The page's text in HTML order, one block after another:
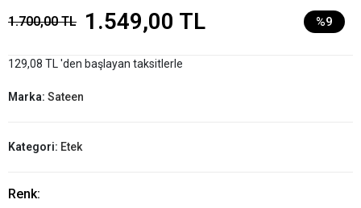
1.700,00 TL 1.549,00 TL %9
129,08 TL 'den başlayan taksitlerle
Marka: Sateen
Kategori: Etek
Renk: